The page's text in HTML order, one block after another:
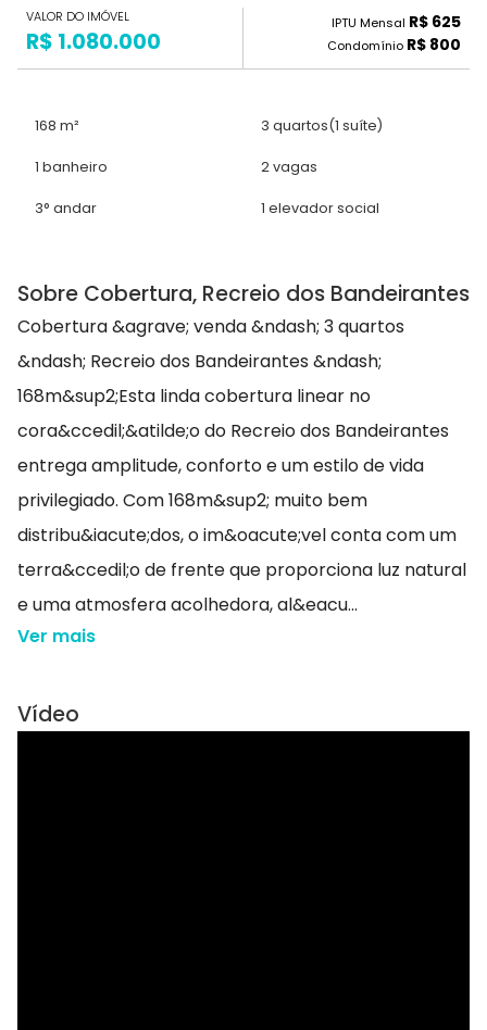
VALOR DO IMÓVEL
R$ 1.080.000
IPTU Mensal R$ 625
Condomínio R$ 800
168 m² 3 quartos(1 suíte)
1 banheiro 2 vagas
3° andar 1 elevador social
Sobre Cobertura, Recreio dos Bandeirantes
Cobertura &agrave; venda &ndash; 3 quartos
&ndash; Recreio dos Bandeirantes &ndash;
168m&sup2;Esta linda cobertura linear no
cora&ccedil;&atilde;o do Recreio dos Bandeirantes
entrega amplitude, conforto e um estilo de vida
privilegiado. Com 168m&sup2; muito bem
distribu&iacute;dos, o im&oacute;vel conta com um
terra&ccedil;o de frente que proporciona luz natural
e uma atmosfera acolhedora, al&eacu...
Ver mais
Vídeo